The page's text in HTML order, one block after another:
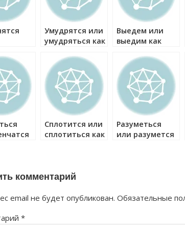
Умудрятся или
умудряться как
Выедем или
выедим как
Сплотится или
сплотиться как
Разуметься
или разумется
комментарий
email не будет опубликован. Обязательные
*